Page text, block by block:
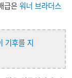
급은워너 브라더스
기후를 지